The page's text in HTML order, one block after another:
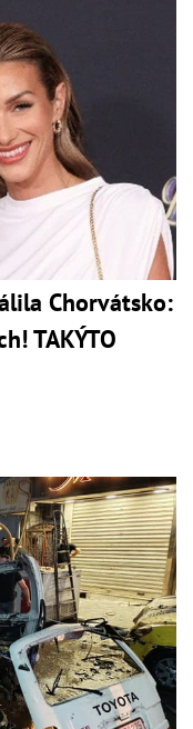
Chorvátsko:
TAKÝTO